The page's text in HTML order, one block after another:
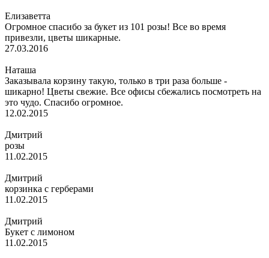
Елизаветта
Огромное спасибо за букет из 101 розы! Все во время
привезли, цветы шикарные.
27.03.2016
Наташа
Заказывала корзину такую, только в три раза больше -
шикарно! Цветы свежие. Все офисы сбежались посмотреть на
это чудо. Спасибо огромное.
12.02.2015
Дмитрий
розы
11.02.2015
Дмитрий
корзинка с герберами
11.02.2015
Дмитрий
Букет с лимоном
11.02.2015